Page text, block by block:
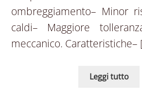
ombreggiamento– Minor
caldi– Maggiore
meccanico. Caratteristiche–
Leggi tutto